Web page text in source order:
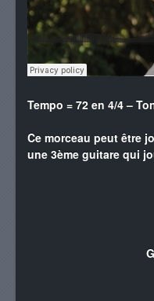
Tempo = 72 en 4/4 –
Ce morceau peut être
une 3ème guitare qui